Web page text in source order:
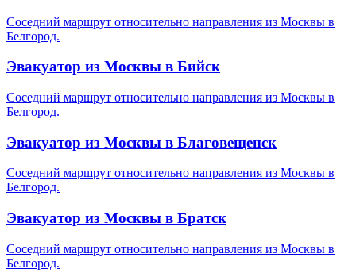
Соседний маршрут относительно направления из Москвы в
Белгород.
Эвакуатор из Москвы в Бийск
Соседний маршрут относительно направления из Москвы в
Белгород.
Эвакуатор из Москвы в Благовещенск
Соседний маршрут относительно направления из Москвы в
Белгород.
Эвакуатор из Москвы в Братск
Соседний маршрут относительно направления из Москвы в
Белгород.